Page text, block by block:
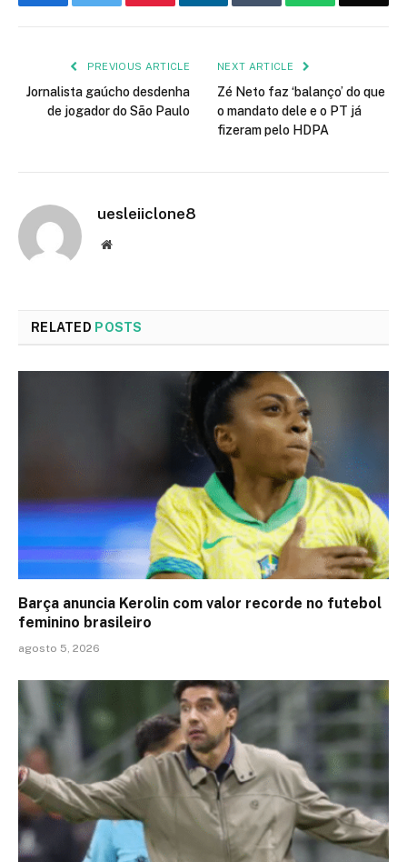
PREVIOUS ARTICLE
Jornalista gaúcho desdenha
de jogador do São Paulo
NEXT ARTICLE
Zé Neto faz ‘balanço’ do que
o mandato dele e o PT já
fizeram pelo HDPA
uesleiiclone8
Website
RELATED POSTS
Barça anuncia Kerolin com valor recorde no futebol
feminino brasileiro
agosto 5, 2026